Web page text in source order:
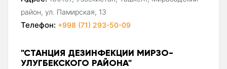
район, ул. Памирская, 13
Телефон: +998 (71) 293-50-09
"СТАНЦИЯ ДЕЗИНФЕКЦИИ МИРЗО-
УЛУГБЕКСКОГО РАЙОНА"